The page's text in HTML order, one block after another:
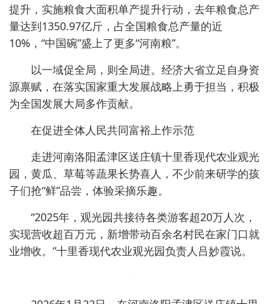
提升，实施粮食大面积单产提升行动，去年粮食总产
量达到1350.97亿斤，占全国粮食总产量的近
10%，“中国碗”盛上了更多“河南粮”。
以一域促全局，则全局进。经济大省立足自身资
源禀赋，在落实国家重大发展战略上勇于担当，积极
为全国发展大局多作贡献。
在促进全体人民共同富裕上作示范
走进河南洛阳孟津区送庄镇十里香现代农业观光
园，黄瓜、草莓等蔬果长势喜人，不少前来研学的孩
子们抢“鲜”品尝，体验采摘乐趣。
“2025年，观光园共接待各类游客超20万人次，
实现营收超百万元，新增带动百余名村民在家门口就
业增收。”十里香现代农业观光园负责人吕妙霞说。